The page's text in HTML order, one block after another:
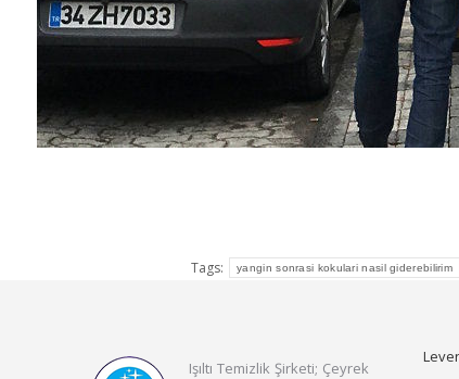
Tags: yangin sonrasi kokulari nasil giderebilirim
Işıltı Temizlik Şirketi; Çeyrek